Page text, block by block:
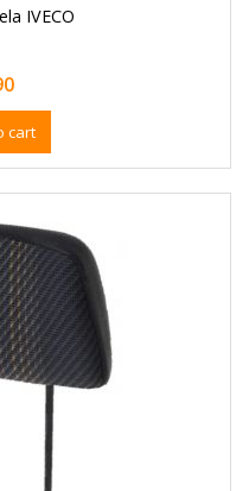
IVECO
cart